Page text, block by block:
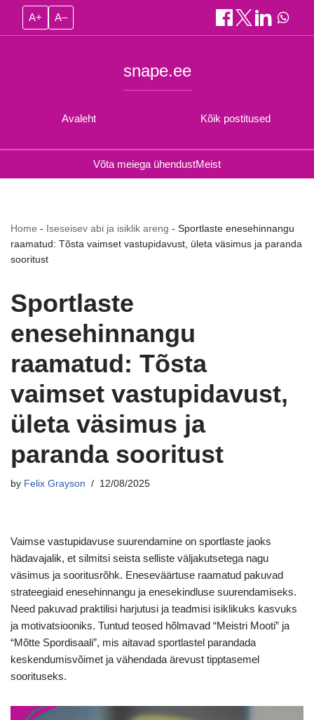
A+ A–
Avaleht
snape.ee
Kõik postitused
Võta meiega ühendustMeist
Home - Iseseisev abi ja isiklik areng - Sportlaste enesehinnangu
raamatud: Tõsta vaimset vastupidavust, ületa väsimus ja paranda
sooritust
Sportlaste
enesehinnangu
raamatud: Tõsta
vaimset vastupidavust,
ületa väsimus ja
paranda sooritust
by Felix Grayson 12/08/2025
Vaimse vastupidavuse suurendamine on sportlaste jaoks
hädavajalik, et silmitsi seista selliste väljakutsetega nagu
väsimus ja sooritusrõhk. Eneseväärtuse raamatud pakuvad
strateegiaid enesehinnangu ja enesekindluse suurendamiseks.
Need pakuvad praktilisi harjutusi ja teadmisi isiklikuks kasvuks
ja motivatsiooniks. Tuntud teosed hõlmavad “Meistri Mooti” ja
“Mõtte Spordisaali”, mis aitavad sportlastel parandada
keskendumisvõimet ja vähendada ärevust tipptasemel
soorituseks.